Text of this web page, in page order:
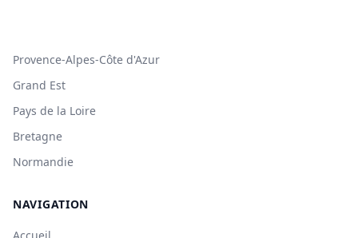
Provence-Alpes-Côte d'Azur
Grand Est
Pays de la Loire
Bretagne
Normandie
NAVIGATION